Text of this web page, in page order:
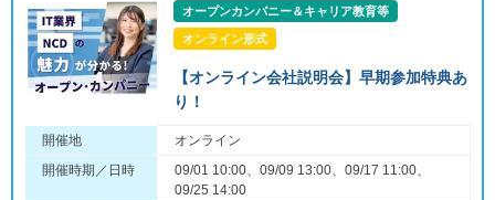
オープンカンパニー＆キャリア教育等
オンライン形式
【オンライン会社説明会】早期参加特典あ
り！
開催地
オンライン
開催時期／日時
09/01 10:00、09/09 13:00、09/17 11:00、
09/25 14:00